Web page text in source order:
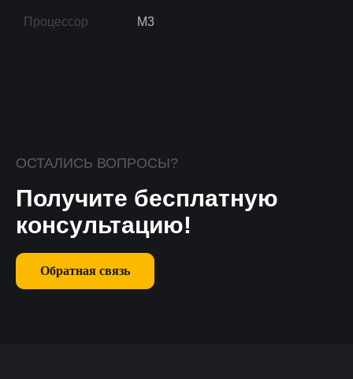
Процессор M3
ОСТАЛИСЬ ВОПРОСЫ?
Получите бесплатную
консультацию!
Обратная связь